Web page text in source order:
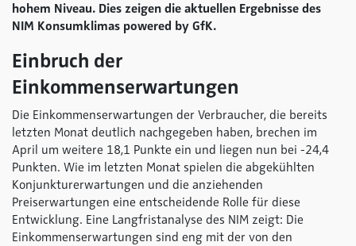
hohem Niveau. Dies zeigen die aktuellen Ergebnisse des
NIM Konsumklimas powered by GfK.
Einbruch der
Einkommenserwartungen
Die Einkommenserwartungen der Verbraucher, die bereits
letzten Monat deutlich nachgegeben haben, brechen im
April um weitere 18,1 Punkte ein und liegen nun bei -24,4
Punkten. Wie im letzten Monat spielen die abgekühlten
Konjunkturerwartungen und die anziehenden
Preiserwartungen eine entscheidende Rolle für diese
Entwicklung. Eine Langfristanalyse des NIM zeigt: Die
Einkommenserwartungen sind eng mit der von den